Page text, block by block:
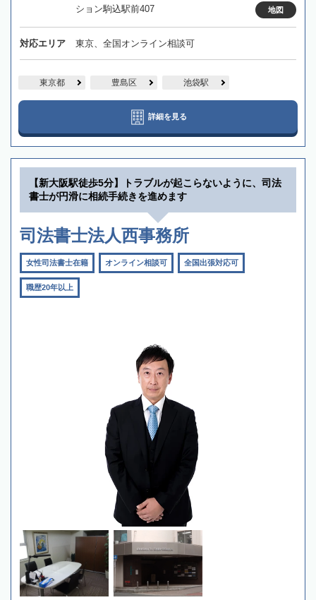
ション駒込駅前407
地図
対応エリア 東京、全国オンライン相談可
東京都 豊島区 池袋駅
詳細を見る
【新大阪駅徒歩5分】トラブルが起こらないように、司法
書士が円滑に相続手続きを進めます
司法書士法人西事務所
女性司法書士在籍 オンライン相談可 全国出張対応可
職歴20年以上